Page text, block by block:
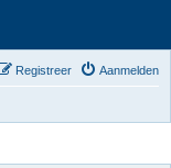
Aanmelden
Registreer